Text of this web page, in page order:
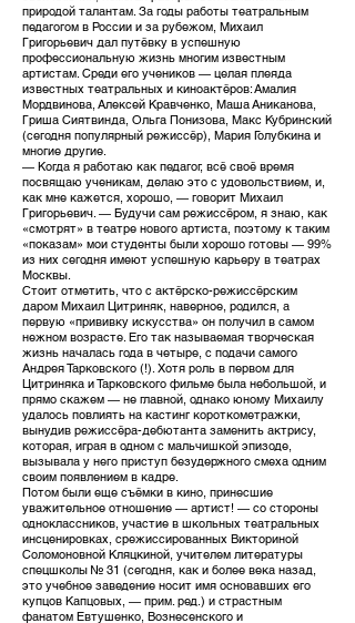
природой талантам. За годы работы театральным
педагогом в России и за рубежом, Михаил
Григорьевич дал путёвку в успешную
профессиональную жизнь многим известным
артистам. Среди его учеников — целая плеяда
известных театральных и киноактёров: Амалия
Мордвинова, Алексей Кравченко, Маша Аниканова,
Гриша Сиятвинда, Ольга Понизова, Макс Кубринский
(сегодня популярный режиссёр), Мария Голубкина и
многие другие.
— Когда я работаю как педагог, всё своё время
посвящаю ученикам, делаю это с удовольствием, и,
как мне кажется, хорошо, — говорит Михаил
Григорьевич. — Будучи сам режиссёром, я знаю, как
«смотрят» в театре нового артиста, поэтому к таким
«показам» мои студенты были хорошо готовы — 99%
из них сегодня имеют успешную карьеру в театрах
Москвы.
Стоит отметить, что с актёрско-режиссёрским
даром Михаил Цитриняк, наверное, родился, а
первую «прививку искусства» он получил в самом
нежном возрасте. Его так называемая творческая
жизнь началась года в четыре, с подачи самого
Андрея Тарковского (!). Хотя роль в первом для
Цитриняка и Тарковского фильме была небольшой, и
прямо скажем — не главной, однако юному Михаилу
удалось повлиять на кастинг короткометражки,
вынудив режиссёра-дебютанта заменить актрису,
которая, играя в одном с мальчишкой эпизоде,
вызывала у него приступ безудержного смеха одним
своим появлением в кадре.
Потом были еще съёмки в кино, принесшие
уважительное отношение — артист! — со стороны
одноклассников, участие в школьных театральных
инсценировках, срежиссированных Викториной
Соломоновной Кляцкиной, учителем литературы
спецшколы № 31 (сегодня, как и более века назад,
это учебное заведение носит имя основавших его
купцов Капцовых, — прим. ред.) и страстным
фанатом Евтушенко, Вознесенского и